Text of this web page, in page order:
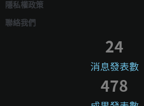
隱私權政策
聯絡我們
消息發表數
24
478